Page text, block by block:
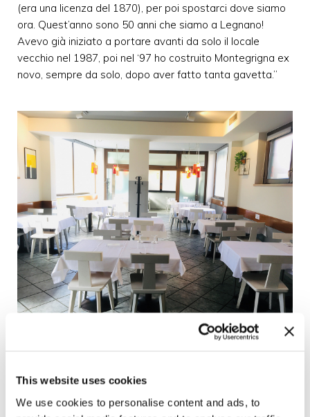
This website uses cookies
We use cookies to personalise content and ads, to
(era una licenza del 1870), per poi spostarci dove siamo
ora. Quest’anno sono 50 anni che siamo a Legnano!
Avevo già iniziato a portare avanti da solo il locale
vecchio nel 1987, poi nel ‘97 ho costruito Montegrigna ex
novo, sempre da solo, dopo aver fatto tanta gavetta.”
De Rosa è dunque un autodidatta, e ha imparato a
osservazione che gli è tornata utile anche per